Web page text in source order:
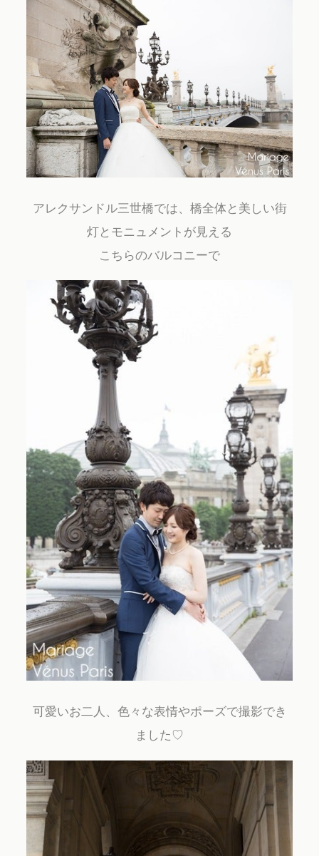
アレクサンドル三世橋では、橋全体と美しい街
灯とモニュメントが見える
こちらのバルコニーで
可愛いお二人、色々な表情やポーズで撮影でき
ました♡